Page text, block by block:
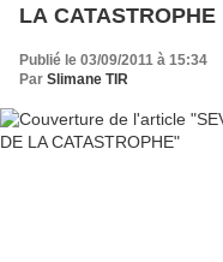
LA CATASTROPHE
Publié le 03/09/2011 à 15:34
Par Slimane TIR